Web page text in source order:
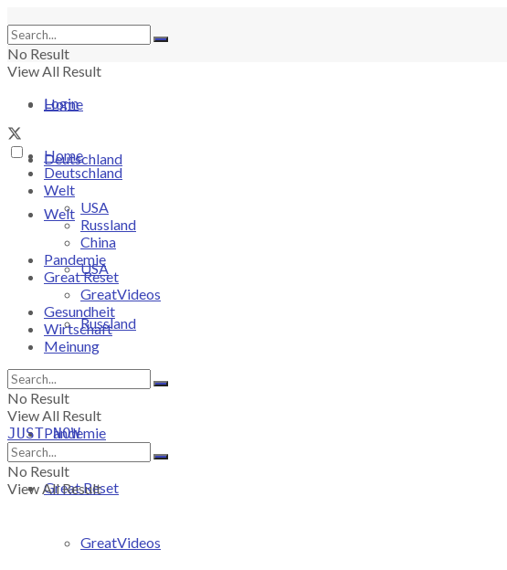
No Result
View All Result
Login
Home
Deutschland
Welt
USA
Russland
Pandemie
Great Reset
GreatVideos
Home
Deutschland
Welt
USA
Russland
China
Pandemie
Great Reset
GreatVideos
Gesundheit
Wirtschaft
Meinung
No Result
View All Result
JUST-NOW
No Result
View All Result